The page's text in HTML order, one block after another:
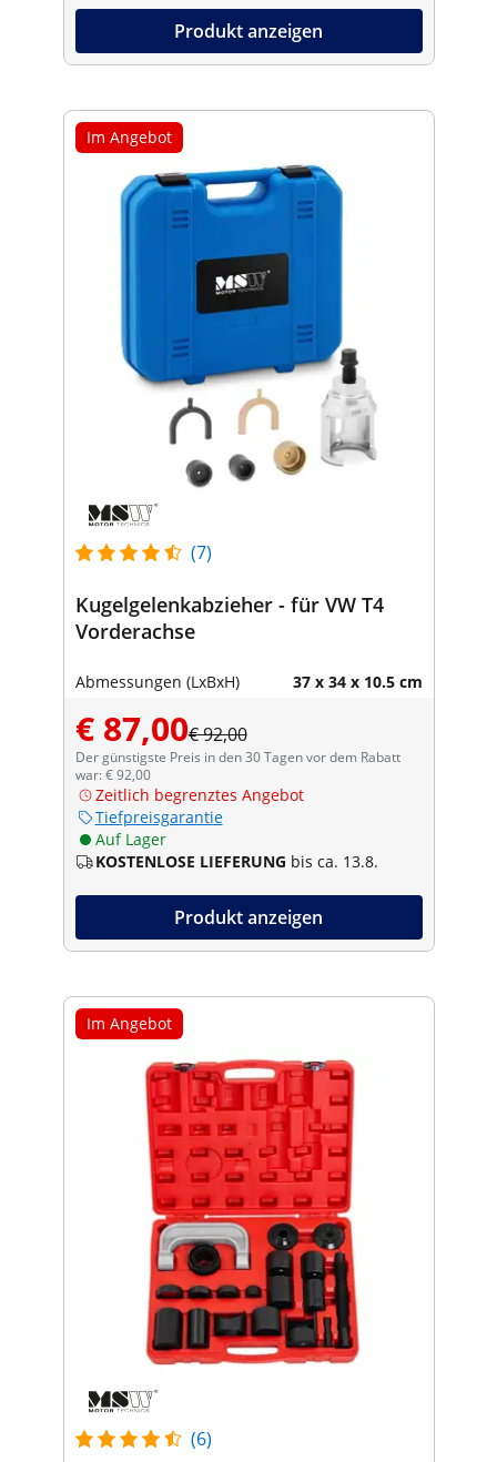
Produkt anzeigen
Im Angebot
(7)
Kugelgelenkabzieher - für VW T4
Vorderachse
Abmessungen (LxBxH) 37 x 34 x 10.5 cm
€ 87,00€ 92,00
Der günstigste Preis in den 30 Tagen vor dem Rabatt
war: € 92,00
Zeitlich begrenztes Angebot
Tiefpreisgarantie
Auf Lager
KOSTENLOSE LIEFERUNG bis ca. 13.8.
Produkt anzeigen
Im Angebot
(6)